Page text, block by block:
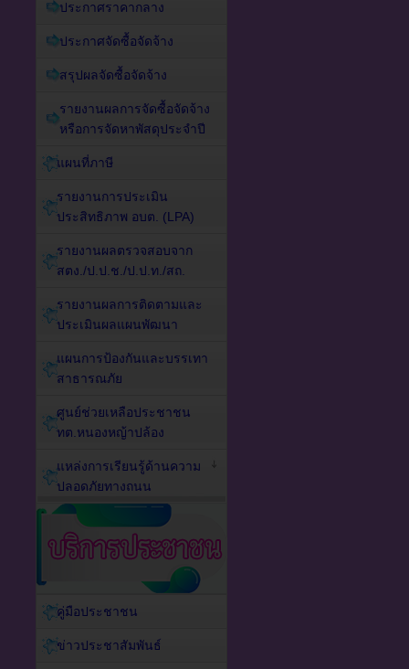
ประกาศราคากลาง
ประกาศจัดซื้อจัดจ้าง
สรุปผลจัดซื้อจัดจ้าง
รายงานผลการจัดซื้อจัดจ้าง
หรือการจัดหาพัสดุประจำปี
แผนที่ภาษี
รายงานการประเมิน
ประสิทธิภาพ อบต. (LPA)
รายงานผลตรวจสอบจาก
สตง./ป.ป.ช./ป.ป.ท./สถ.
รายงานผลการติดตามและ
ประเมินผลแผนพัฒนา
แผนการป้องกันและบรรเทา
สาธารณภัย
ศูนย์ช่วยเหลือประชาชน
ทต.หนองหญ้าปล้อง
แหล่งการเรียนรู้ด้านความ
ปลอดภัยทางถนน
คู่มือประชาชน
ข่าวประชาสัมพันธ์